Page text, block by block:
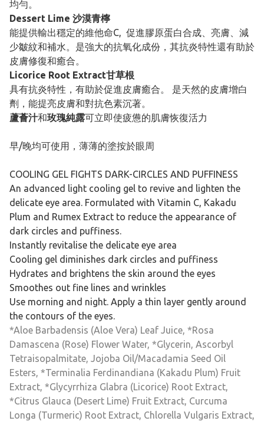
均勻。
Dessert Lime 沙漠青檸
能提供輸出穩定的維他命C, 促進膠原蛋白合成、亮膚、減
少皺紋和補水。是強大的抗氧化成份，其抗炎特性還有助於
皮膚修復和癒合。
Licorice Root Extract甘草根
具有抗炎特性，有助於促進皮膚癒合。 是天然的皮膚增白
劑，能提亮皮膚和對抗色素沉著。
蘆薈汁和玫瑰純露可立即使疲憊的肌膚恢復活力
早/晚均可使用，薄薄的塗按於眼周
COOLING GEL FIGHTS DARK-CIRCLES AND PUFFINESS
An advanced light cooling gel to revive and lighten the
delicate eye area. Formulated with Vitamin C, Kakadu
Plum and Rumex Extract to reduce the appearance of
dark circles and puffiness.
Instantly revitalise the delicate eye area
Cooling gel diminishes dark circles and puffiness
Hydrates and brightens the skin around the eyes
Smoothes out fine lines and wrinkles
Use morning and night. Apply a thin layer gently around
the contours of the eyes.
*Aloe Barbadensis (Aloe Vera) Leaf Juice, *Rosa
Damascena (Rose) Flower Water, *Glycerin, Ascorbyl
Tetraisopalmitate, Jojoba Oil/Macadamia Seed Oil
Esters, *Terminalia Ferdinandiana (Kakadu Plum) Fruit
Extract, *Glycyrrhiza Glabra (Licorice) Root Extract,
*Citrus Glauca (Desert Lime) Fruit Extract, Curcuma
Longa (Turmeric) Root Extract, Chlorella Vulgaris Extract,